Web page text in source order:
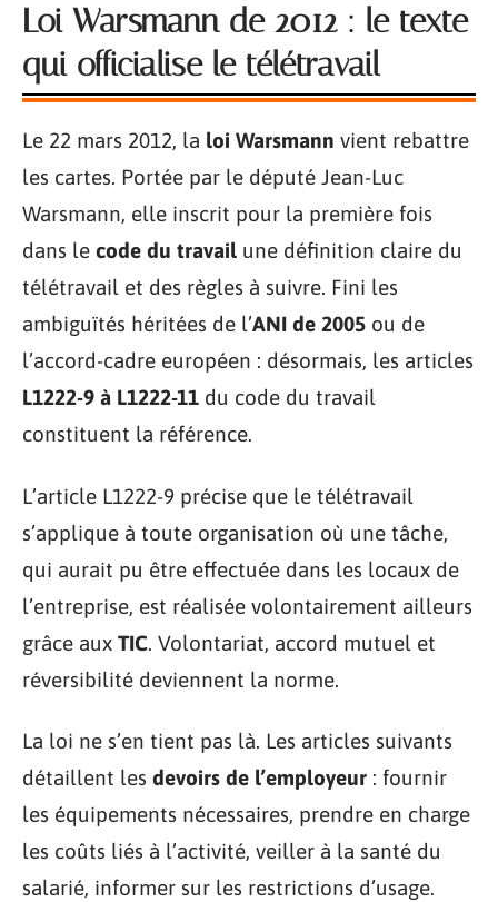
Loi Warsmann de 2012 : le texte
qui officialise le télétravail
Le 22 mars 2012, la loi Warsmann vient rebattre
les cartes. Portée par le député Jean-Luc
Warsmann, elle inscrit pour la première fois
dans le code du travail une définition claire du
télétravail et des règles à suivre. Fini les
ambiguïtés héritées de l’ANI de 2005 ou de
l’accord-cadre européen : désormais, les articles
L1222-9 à L1222-11 du code du travail
constituent la référence.
L’article L1222-9 précise que le télétravail
s’applique à toute organisation où une tâche,
qui aurait pu être effectuée dans les locaux de
l’entreprise, est réalisée volontairement ailleurs
grâce aux TIC. Volontariat, accord mutuel et
réversibilité deviennent la norme.
La loi ne s’en tient pas là. Les articles suivants
détaillent les devoirs de l’employeur : fournir
les équipements nécessaires, prendre en charge
les coûts liés à l’activité, veiller à la santé du
salarié, informer sur les restrictions d’usage.